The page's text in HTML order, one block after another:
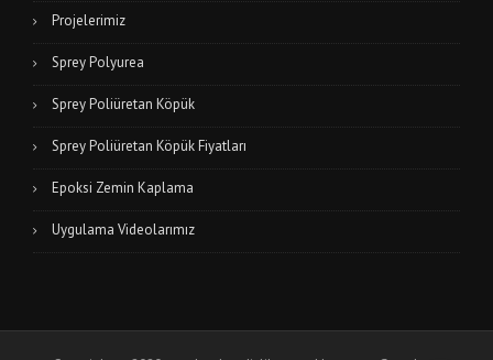
Projelerimiz
Sprey Polyurea
Sprey Poliüretan Köpük
Sprey Poliüretan Köpük Fiyatları
Epoksi Zemin Kaplama
Uygulama Videolarımız